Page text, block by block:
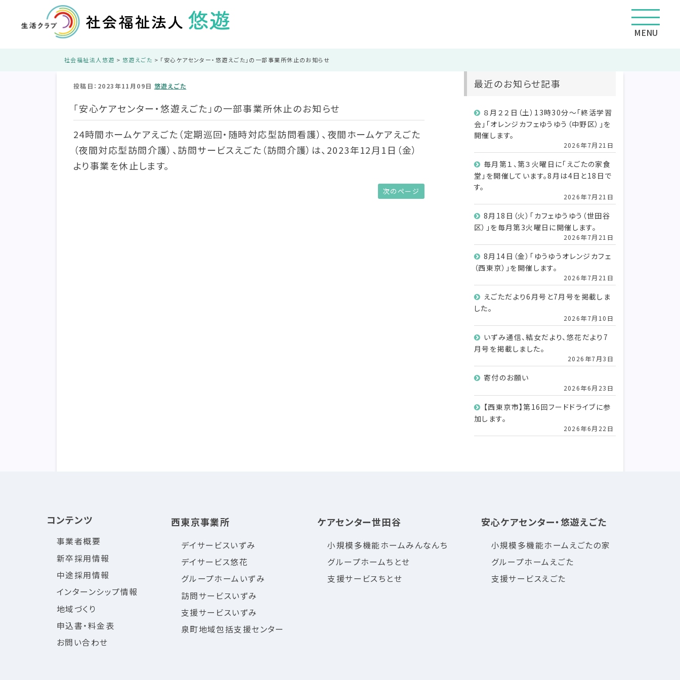
MENU
社会福祉法人悠遊 > 悠遊えごた > 「安心ケアセンター・悠遊えごた」の一部事業所休止のお知らせ
投稿日：2023年11月09日悠遊えごた
「安心ケアセンター・悠遊えごた」の一部事業所休止のお知らせ
24時間ホームケアえごた（定期巡回・随時対応型訪問看護）、夜間ホームケアえごた
（夜間対応型訪問介護）、訪問サービスえごた（訪問介護）は、2023年12月1日（金）
より事業を休止します。
次のページ
最近のお知らせ記事
８月２２日（土）13時30分～「終活学習
会」「オレンジカフェゆうゆう（中野区）」を
開催します。
2026年7月21日
毎月第１、第３火曜日に「えごたの家食
堂」を開催しています。8月は4日と18日で
す。
2026年7月21日
8月18日（火）「カフェゆうゆう（世田谷
区）」を毎月第3火曜日に開催します。
2026年7月21日
8月14日（金）「ゆうゆうオレンジカフェ
（西東京）」を開催します。
2026年7月21日
えごただより6月号と7月号を掲載しま
した。
2026年7月10日
いずみ通信、結女だより、悠花だより7
月号を掲載しました。
2026年7月3日
寄付のお願い
2026年6月23日
【西東京市】第16回フードドライブに参
加します。
2026年6月22日
コンテンツ
事業者概要
新卒採用情報
中途採用情報
インターンシップ情報
地域づくり
申込書・料金表
お問い合わせ
西東京事業所
デイサービスいずみ
デイサービス悠花
グループホームいずみ
訪問サービスいずみ
支援サービスいずみ
泉町地域包括支援センター
ケアセンター世田谷
小規模多機能ホームみんなんち
グループホームちとせ
支援サービスちとせ
安心ケアセンター・悠遊えごた
小規模多機能ホームえごたの家
グループホームえごた
支援サービスえごた